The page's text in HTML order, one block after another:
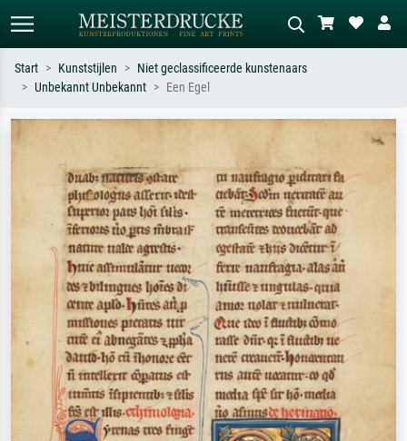
Zoek op kunstenaar, titel of stijl – bijv.
Hokusai-golf, naakt.
Beschrijf de scène – bijv. groene
olieverfschilderij, staand naakt naast
een boom.
Start Kunststijlen
Niet geclassificeerde kunstenaars
Unbekannt Unbekannt
Een Egel